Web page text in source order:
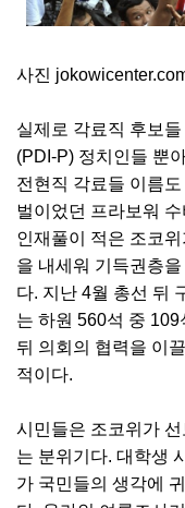
사진
실제로 각료직 후보
(PDI-P) 정치인들 뿐
전현직 각료들 이름
벌이었던 프라보워
인재풀이 적은 조코위
을 내세워 기득권층
다. 지난 4월 총선 뒤
는 하원 560석 중
뒤 의회의 협력을 이
적이다.
시민들은 조코위가
는 분위기다. 대학생
가 국민들의 생각에